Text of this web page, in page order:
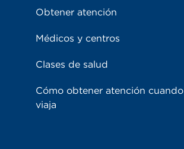
Obtener atención
Médicos y centros
Clases de salud
Cómo obtener atención cuando
viaja